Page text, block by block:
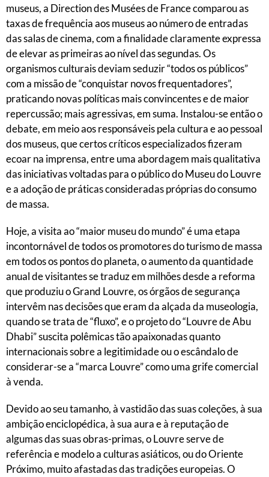
museus, a Direction des Musées de France comparou as
taxas de frequência aos museus ao número de entradas
das salas de cinema, com a finalidade claramente expressa
de elevar as primeiras ao nível das segundas. Os
organismos culturais deviam seduzir “todos os públicos”
com a missão de “conquistar novos frequentadores”,
praticando novas políticas mais convincentes e de maior
repercussão; mais agressivas, em suma. Instalou-se então o
debate, em meio aos responsáveis pela cultura e ao pessoal
dos museus, que certos críticos especializados fizeram
ecoar na imprensa, entre uma abordagem mais qualitativa
das iniciativas voltadas para o público do Museu do Louvre
e a adoção de práticas consideradas próprias do consumo
de massa.
Hoje, a visita ao “maior museu do mundo” é uma etapa
incontornável de todos os promotores do turismo de massa
em todos os pontos do planeta, o aumento da quantidade
anual de visitantes se traduz em milhões desde a reforma
que produziu o Grand Louvre, os órgãos de segurança
intervêm nas decisões que eram da alçada da museologia,
quando se trata de “fluxo”, e o projeto do “Louvre de Abu
Dhabi” suscita polêmicas tão apaixonadas quanto
internacionais sobre a legitimidade ou o escândalo de
considerar-se a “marca Louvre” como uma grife comercial
à venda.
Devido ao seu tamanho, à vastidão das suas coleções, à sua
ambição enciclopédica, à sua aura e à reputação de
algumas das suas obras-primas, o Louvre serve de
referência e modelo a culturas asiáticos, ou do Oriente
Próximo, muito afastadas das tradições europeias. O